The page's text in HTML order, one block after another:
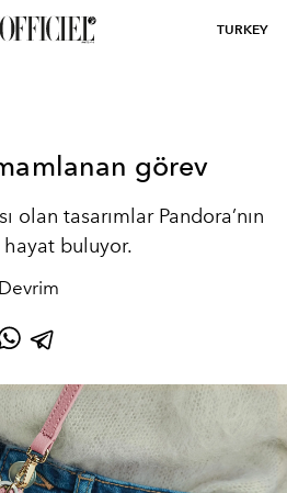
TURKEY
görev
olan tasarımlar Pandora’nın
buluyor.